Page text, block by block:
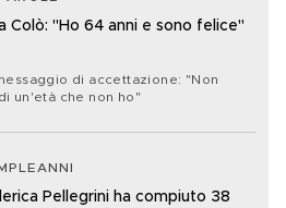
Colò: "Ho 64 anni e sono felice"
di accettazione: "Non
un'età che non ho"
Pellegrini ha compiuto 38